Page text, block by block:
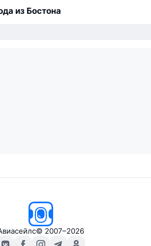
из Бостона
© 2007–2026